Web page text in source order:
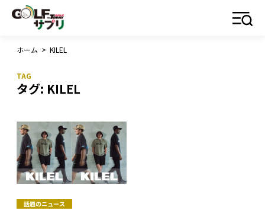
ホーム > KILEL
タグ: KILEL
話題のニュース